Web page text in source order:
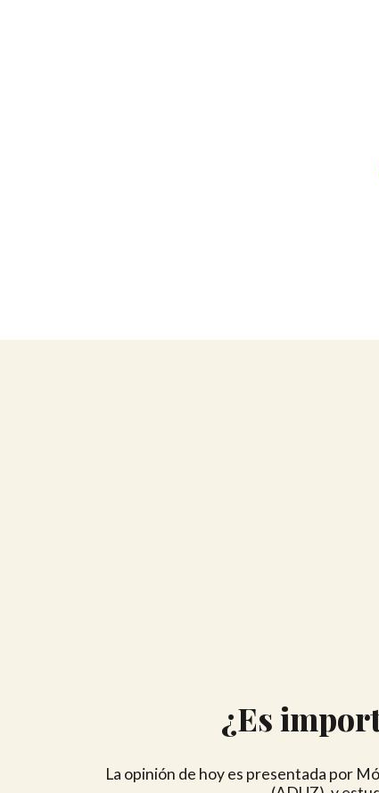
¿Es
La opinión de hoy es presentada por